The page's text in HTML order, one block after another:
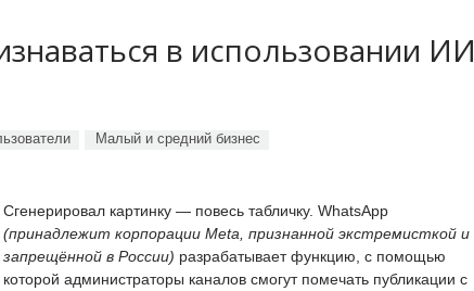
в использовании ИИ
Малый и средний бизнес
Сгенерировал картинку — повесь табличку. WhatsApp
(принадлежит корпорации Meta, признанной экстремисткой и
запрещённой в России) разрабатывает функцию, с помощью
которой администраторы каналов смогут помечать публикации с